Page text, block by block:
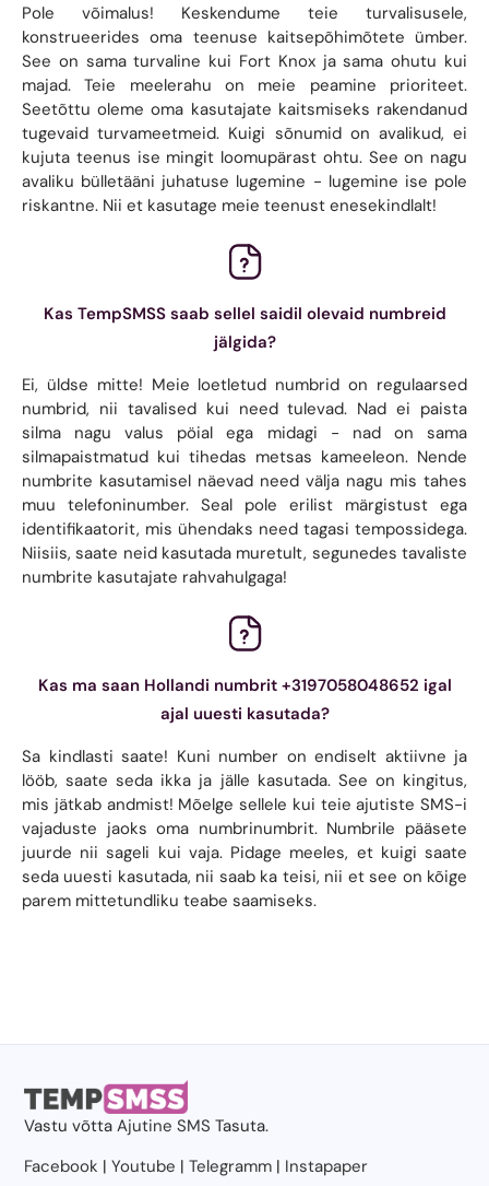
Pole võimalus! Keskendume teie turvalisusele,
konstrueerides oma teenuse kaitsepõhimõtete ümber.
See on sama turvaline kui Fort Knox ja sama ohutu kui
majad. Teie meelerahu on meie peamine prioriteet.
Seetõttu oleme oma kasutajate kaitsmiseks rakendanud
tugevaid turvameetmeid. Kuigi sõnumid on avalikud, ei
kujuta teenus ise mingit loomupärast ohtu. See on nagu
avaliku bülletääni juhatuse lugemine - lugemine ise pole
riskantne. Nii et kasutage meie teenust enesekindlalt!
Kas TempSMSS saab sellel saidil olevaid numbreid
jälgida?
Ei, üldse mitte! Meie loetletud numbrid on regulaarsed
numbrid, nii tavalised kui need tulevad. Nad ei paista
silma nagu valus pöial ega midagi - nad on sama
silmapaistmatud kui tihedas metsas kameeleon. Nende
numbrite kasutamisel näevad need välja nagu mis tahes
muu telefoninumber. Seal pole erilist märgistust ega
identifikaatorit, mis ühendaks need tagasi tempossidega.
Niisiis, saate neid kasutada muretult, segunedes tavaliste
numbrite kasutajate rahvahulgaga!
Kas ma saan Hollandi numbrit +3197058048652 igal
ajal uuesti kasutada?
Sa kindlasti saate! Kuni number on endiselt aktiivne ja
lööb, saate seda ikka ja jälle kasutada. See on kingitus,
mis jätkab andmist! Mõelge sellele kui teie ajutiste SMS-i
vajaduste jaoks oma numbrinumbrit. Numbrile pääsete
juurde nii sageli kui vaja. Pidage meeles, et kuigi saate
seda uuesti kasutada, nii saab ka teisi, nii et see on kõige
parem mittetundliku teabe saamiseks.
Vastu võttaAjutine SMS Tasuta.
Facebook |Youtube |Telegramm | Instapaper